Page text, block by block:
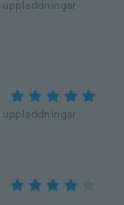
uppladdningar
uppladdningar